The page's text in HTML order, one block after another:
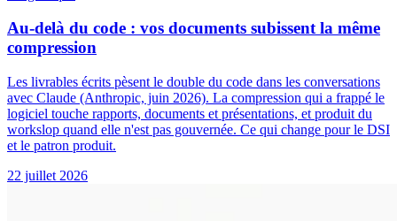
Au-delà du code : vos documents subissent la même
compression
Les livrables écrits pèsent le double du code dans les conversations
avec Claude (Anthropic, juin 2026). La compression qui a frappé le
logiciel touche rapports, documents et présentations, et produit du
workslop quand elle n'est pas gouvernée. Ce qui change pour le DSI
et le patron produit.
22 juillet 2026